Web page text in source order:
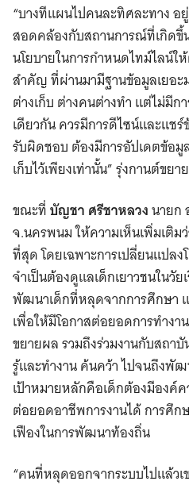
“บางทีแผนไปคนละทิศละทาง อ
สอดคล้องกับสถานการณ์ที่เกิดขึ้
นโยบายในการกำหนดไทม์ไลน์
สำคัญ ที่ผ่านมามีฐานข้อมูลเยอ
ต่างเก็บ ต่างคนต่างทำ แต่ไม่มีก
เดียวกัน ควรมีการดีไซน์และแช
รับผิดชอบ ต้องมีการอัปเดตข้อ
เก็บไว้เพียงเท่านั้น” รุ่งกานต์ขยา
ขณะที่บัญชา ศรีชาหลวงนายก
จ.นครพนม ให้ความเห็นเพิ่มเติ
ที่สุด โดยเฉพาะการเปลี่ยนแปลง
จำเป็นต้องดูแลเด็กเยาวชนในวั
พัฒนาเด็กที่หลุดจากการศึกษา
เพื่อให้มีโอกาสต่อยอดการทำง
ขยายผล รวมถึงร่วมงานกับสถา
รู้และทำงาน ค้นคว้า ไปจนถึงพั
เป้าหมายหลักคือเด็กต้องมีองค์
ต่อยอดอาชีพการงานได้ การศึ
เฟืองในการพัฒนาท้องถิ่น
“คนที่หลุดออกจากระบบไปแล้วเ